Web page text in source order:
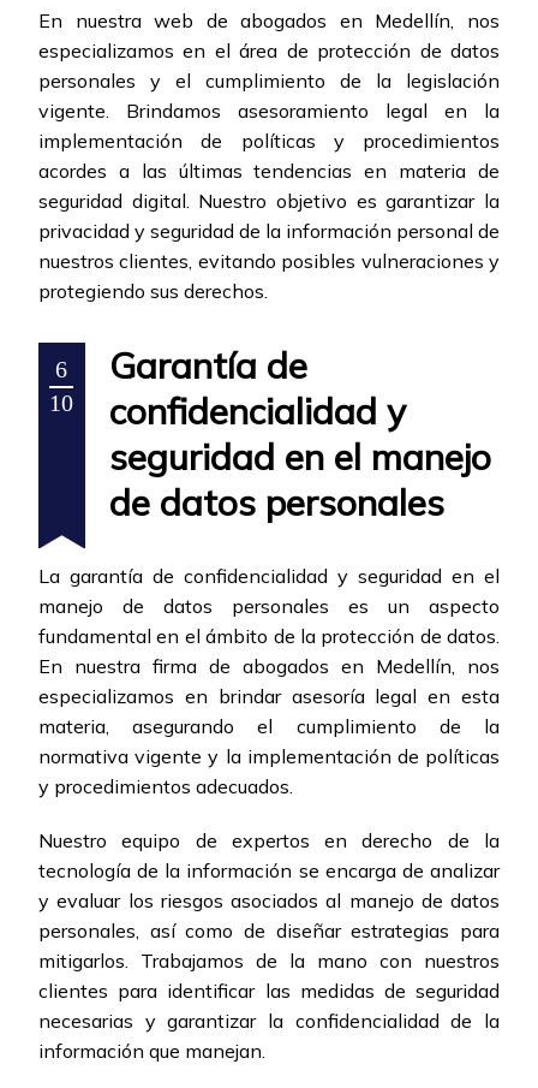
En nuestra web de abogados en Medellín, nos
especializamos en el área de protección de datos
personales y el cumplimiento de la legislación
vigente. Brindamos asesoramiento legal en la
implementación de políticas y procedimientos
acordes a las últimas tendencias en materia de
seguridad digital. Nuestro objetivo es garantizar la
privacidad y seguridad de la información personal de
nuestros clientes, evitando posibles vulneraciones y
protegiendo sus derechos.
6
10
Garantía de
confidencialidad y
seguridad en el manejo
de datos personales
La garantía de confidencialidad y seguridad en el
manejo de datos personales es un aspecto
fundamental en el ámbito de la protección de datos.
En nuestra firma de abogados en Medellín, nos
especializamos en brindar asesoría legal en esta
materia, asegurando el cumplimiento de la
normativa vigente y la implementación de políticas
y procedimientos adecuados.
Nuestro equipo de expertos en derecho de la
tecnología de la información se encarga de analizar
y evaluar los riesgos asociados al manejo de datos
personales, así como de diseñar estrategias para
mitigarlos. Trabajamos de la mano con nuestros
clientes para identificar las medidas de seguridad
necesarias y garantizar la confidencialidad de la
información que manejan.